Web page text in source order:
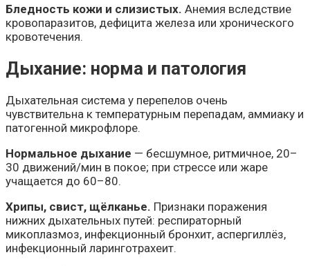
Бледность кожи и слизистых. Анемия вследствие
кровопаразитов, дефицита железа или хронического
кровотечения.
Дыхание: норма и патология
Дыхательная система у перепелов очень
чувствительна к температурным перепадам, аммиаку и
патогенной микрофлоре.
Нормальное дыхание — бесшумное, ритмичное, 20–
30 движений/мин в покое; при стрессе или жаре
учащается до 60–80.
Хрипы, свист, щёлканье. Признаки поражения
нижних дыхательных путей: респираторный
микоплазмоз, инфекционный бронхит, аспергиллёз,
инфекционный ларинготрахеит.